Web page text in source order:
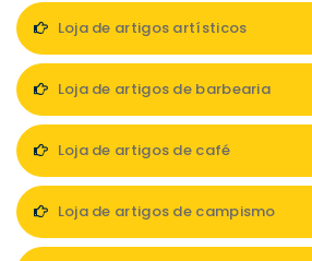
Loja de artigos artísticos
Loja de artigos de barbearia
Loja de artigos de café
Loja de artigos de campismo